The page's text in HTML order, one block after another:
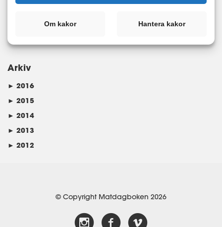
GI LCHF Matdagboken
Arkiv
► 2016
► 2015
► 2014
► 2013
► 2012
© Copyright Matdagboken 2026
Om kakor Hantera kakor